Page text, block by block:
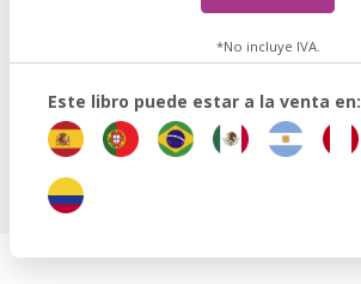
*No incluye IVA.
Este libro puede estar a la venta en: